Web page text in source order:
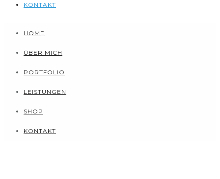
KONTAKT
HOME
ÜBER MICH
PORTFOLIO
LEISTUNGEN
SHOP
KONTAKT